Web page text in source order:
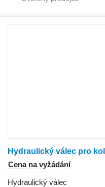
Hydraulický válec pro
Cena na vyžádání
Hydraulický válec